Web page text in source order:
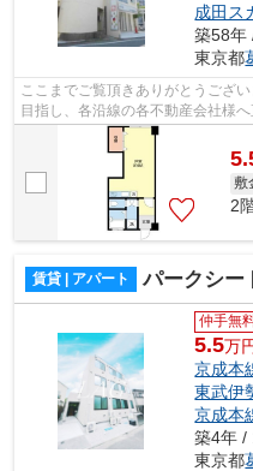
成田ス
築58年
東京都
ここまでご覧頂きありがとうござ
目指し、各沿線の各不動産会社様
様へ提供しております！最新の情報
敷
2
賃貸 | アパート パークシー
仲手無
5.5万
京成本
東武伊
京成本
築4年 /
東京都